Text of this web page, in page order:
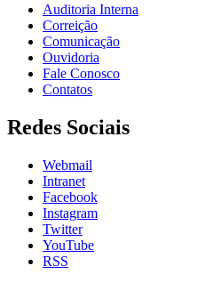
Auditoria Interna
Correição
Comunicação
Ouvidoria
Fale Conosco
Contatos
Redes Sociais
Webmail
Intranet
Facebook
Instagram
Twitter
YouTube
RSS